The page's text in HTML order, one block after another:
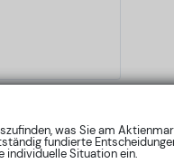
was Sie am
fundierte
individuelle Situation ein.